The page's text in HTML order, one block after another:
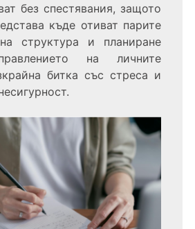
без спестявания, защото
къде отиват парите
структура и планиране
на личните
битка със стреса и